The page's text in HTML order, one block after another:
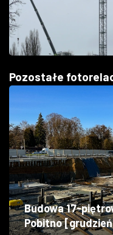
Pozostałe
Budowa 17-
Pobitno